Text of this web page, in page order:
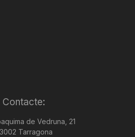
Contacte:
de Vedruna, 21
Tarragona